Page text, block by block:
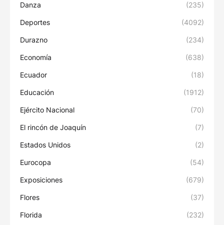
Danza (235)
Deportes (4092)
Durazno (234)
Economía (638)
Ecuador (18)
Educación (1912)
Ejército Nacional (70)
El rincón de Joaquín (7)
Estados Unidos (2)
Eurocopa (54)
Exposiciones (679)
Flores (37)
Florida (232)